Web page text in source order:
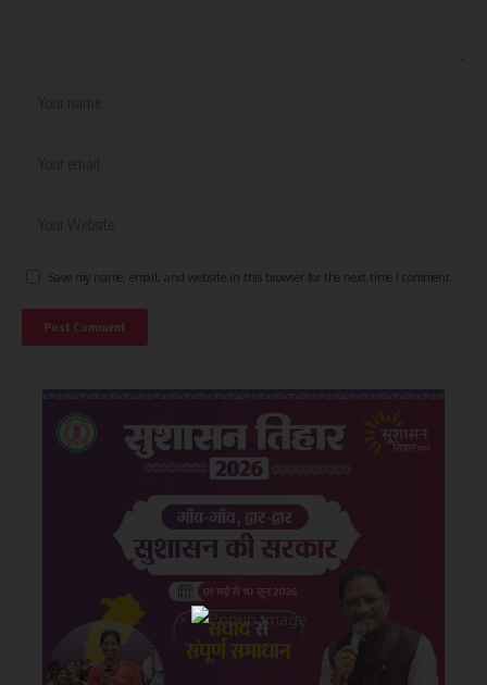
Save my name, email, and website in this browser for the next time I comment.
×